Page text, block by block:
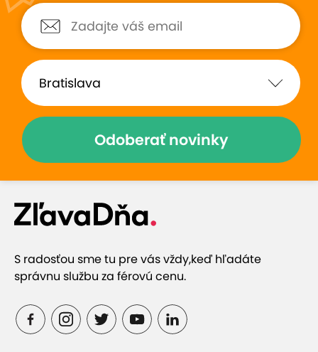
Odoberať novinky
S radosťou sme tu pre vás vždy,keď hľadáte
správnu službu za férovú cenu.